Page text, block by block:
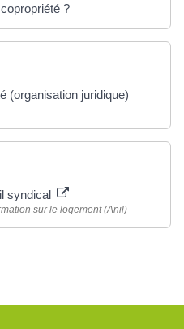
?
(organisation juridique)
syndical
sur le logement (Anil)